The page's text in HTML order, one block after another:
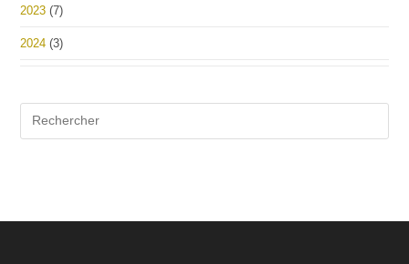
2023 (7)
2024 (3)